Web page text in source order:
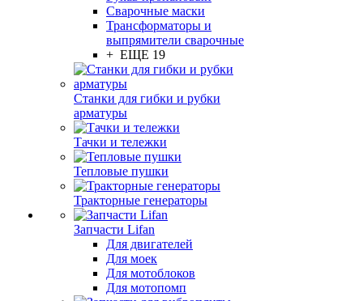
Сварочные маски
Трансформаторы и
выпрямители сварочные
+ ЕЩЕ 19
Станки для гибки и рубки
арматуры
Тачки и тележки
Тепловые пушки
Тракторные генераторы
Запчасти Lifan
Для двигателей
Для моек
Для мотоблоков
Для мотопомп